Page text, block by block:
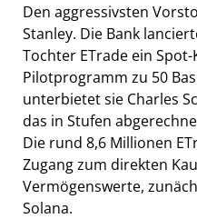
Den aggressivsten
Stanley. Die Bank
Tochter ETrade ein
Pilotprogramm zu 50
unterbietet sie Charles
das in Stufen
Die rund 8,6 Millionen
Zugang zum direkten
Vermögenswerte,
Solana.